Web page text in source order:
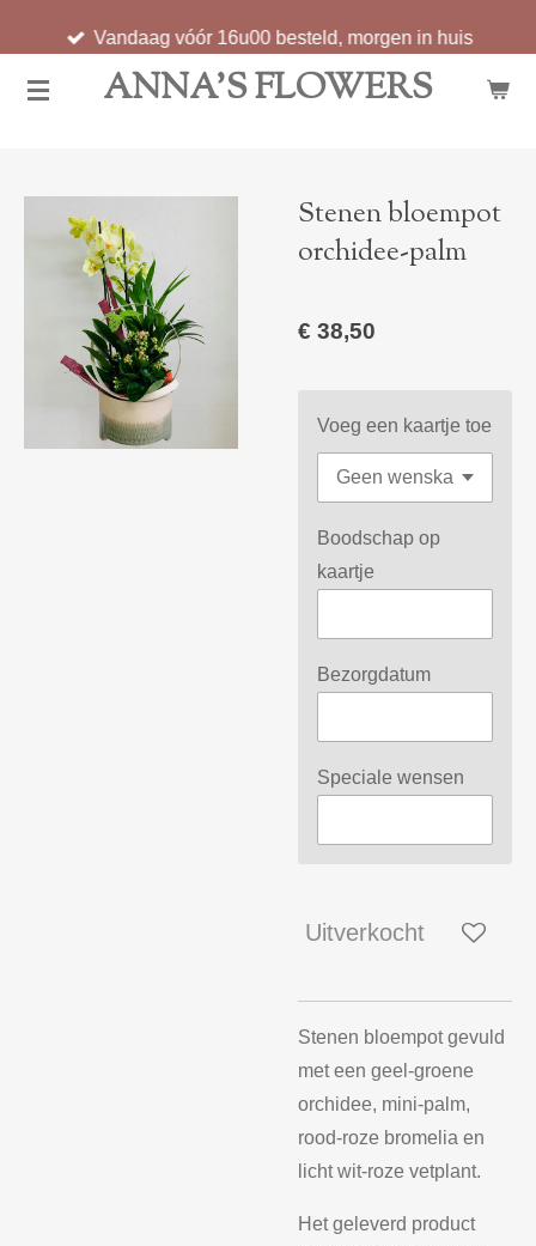
direct
naar
ANNA'S FLOWERS
Vandaag vóór 16u00 besteld, morgen in huis
Stenen bloempot
orchidee-palm
€ 38,50
Voeg een kaartje toe
Boodschap op
kaartje
Bezorgdatum
Speciale wensen
Uitverkocht
Stenen bloempot gevuld
met een geel-groene
orchidee, mini-palm,
rood-roze bromelia en
licht wit-roze vetplant.
Het geleverd product